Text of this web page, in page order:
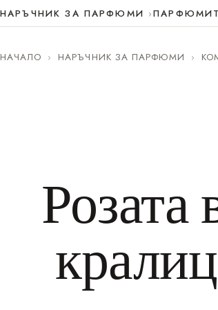
НАРЪЧНИК ЗА ПАРФЮМИ
НАЧАЛО › НАРЪЧНИК ЗА ПАРФЮМИ ›